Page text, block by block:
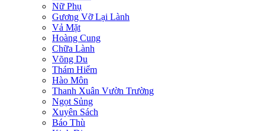
Nữ Phụ
Gương Vỡ Lại Lành
Vả Mặt
Hoàng Cung
Chữa Lành
Võng Du
Thám Hiểm
Hào Môn
Thanh Xuân Vườn Trường
Ngọt Sủng
Xuyên Sách
Báo Thù